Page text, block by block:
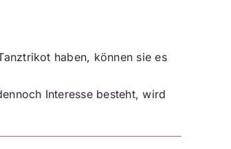
haben, können sie es
Interesse besteht, wird